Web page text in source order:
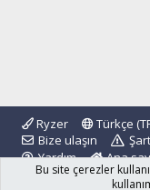
Ryzer
Türkçe
Bize ulaşın
Yardım
Ana
Bu site çerezler